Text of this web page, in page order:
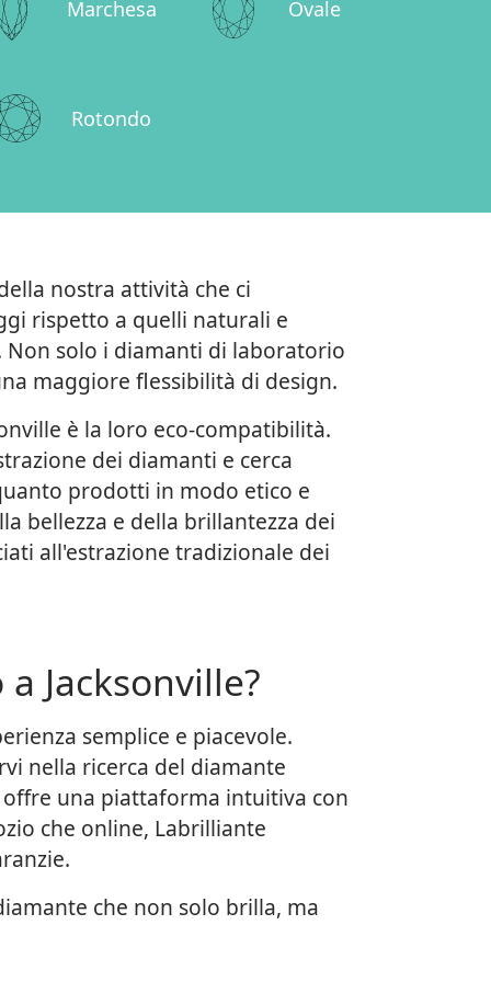
Marchesa Ovale
Rotondo
nostra attività che ci
rispetto a quelli naturali e
Non solo i diamanti di laboratorio
maggiore flessibilità di design.
è la loro eco-compatibilità.
dei diamanti e cerca
prodotti in modo etico e
bellezza e della brillantezza dei
all'estrazione tradizionale dei
Jacksonville?
semplice e piacevole.
nella ricerca del diamante
una piattaforma intuitiva con
che online, Labrilliante
che non solo brilla, ma